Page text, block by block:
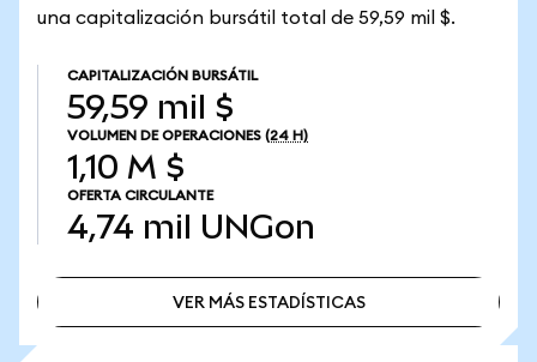
una capitalización bursátil total de 59,59 mil $.
CAPITALIZACIÓN BURSÁTIL
59,59 mil $
VOLUMEN DE OPERACIONES (24 H)
1,10 M $
OFERTA CIRCULANTE
4,74 mil UNGon
VER MÁS ESTADÍSTICAS